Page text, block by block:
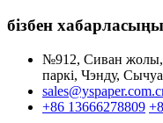
бізбен хабарласыңы
№912, Сиван жолы,
паркі, Чэнду,
+86 13666278809